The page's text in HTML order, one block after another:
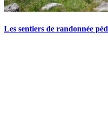
Les sentiers de randonnée